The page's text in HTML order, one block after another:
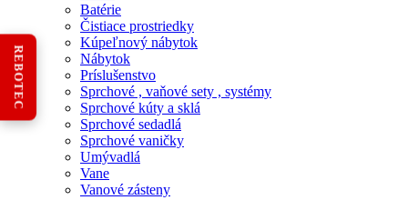
Batérie
Čistiace prostriedky
Kúpeľnový nábytok
Nábytok
Príslušenstvo
Sprchové , vaňové sety , systémy
Sprchové kúty a sklá
Sprchové sedadlá
Sprchové vaničky
Umývadlá
Vane
Vanové zásteny
REBOTEC